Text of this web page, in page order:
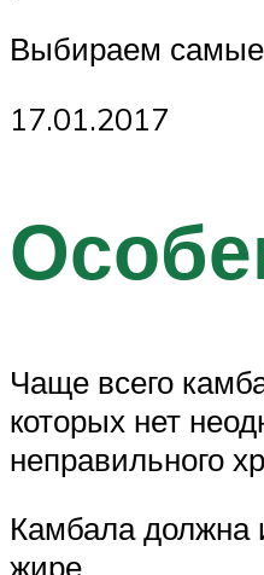
Выбираем
17.01.2017
Чаще всего
которых нет
неправильного
Камбала должна
жире.